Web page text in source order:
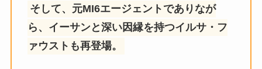
そして、元MI6エージェントでありなが
ら、イーサンと深い因縁を持つイルサ・フ
ァウストも再登場。